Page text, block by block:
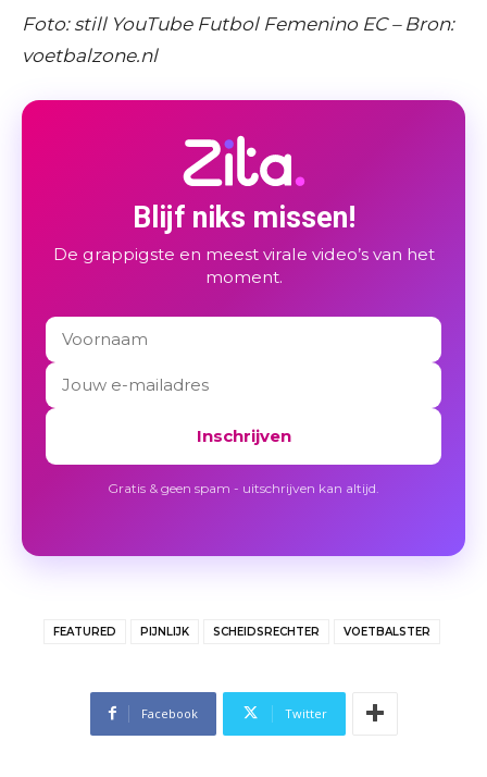
Foto: still YouTube Futbol Femenino EC – Bron:
voetbalzone.nl
Blijf niks missen!
De grappigste en meest virale video’s van het
moment.
Inschrijven
Gratis & geen spam - uitschrijven kan altijd.
FEATURED PIJNLIJK SCHEIDSRECHTER VOETBALSTER
Facebook Twitter